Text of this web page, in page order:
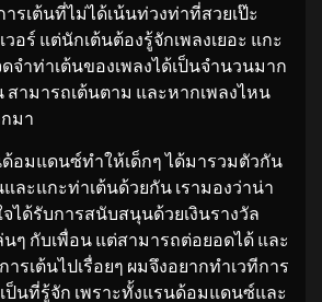
รเต้นที่ไม่ได้เน้นท่วงท่าที่สวยเป๊ะ
อร์ แต่นักเต้นต้องรู้จักเพลงเยอะ แกะ
จำท่าเต้นของเพลงได้เป็นจำนวนมาก
สามารถเต้นตาม และหากเพลงไหน
มา
มแดนซ์ทำให้เด็กๆ ได้มารวมตัวกัน
ละแกะท่าเต้นด้วยกัน เรามองว่าน่า
ได้รับการสนับสนุนด้วยเงินรางวัล
นๆ กับเพื่อน แต่สามารถต่อยอดได้ และ
รเต้นไปเรื่อยๆ ผมจึงอยากทำเวทีการ
ป็นที่รู้จัก เพราะทั้งแรนด้อมแดนซ์และ